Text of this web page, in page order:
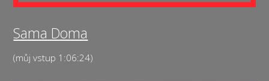
Sama Doma
(můj vstup 1:06:24)